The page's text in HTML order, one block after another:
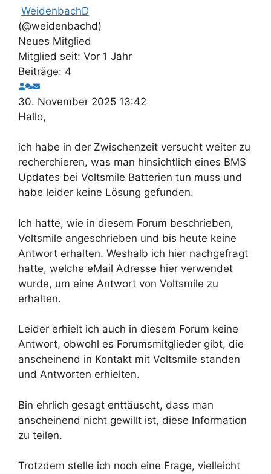
WeidenbachD
(@weidenbachd)
Neues Mitglied
Mitglied seit: Vor 1 Jahr
Beiträge: 4
30. November 2025 13:42
Hallo,
ich habe in der Zwischenzeit versucht weiter zu
recherchieren, was man hinsichtlich eines BMS
Updates bei Voltsmile Batterien tun muss und
habe leider keine Lösung gefunden.
Ich hatte, wie in diesem Forum beschrieben,
Voltsmile angeschrieben und bis heute keine
Antwort erhalten. Weshalb ich hier nachgefragt
hatte, welche eMail Adresse hier verwendet
wurde, um eine Antwort von Voltsmile zu
erhalten.
Leider erhielt ich auch in diesem Forum keine
Antwort, obwohl es Forumsmitglieder gibt, die
anscheinend in Kontakt mit Voltsmile standen
und Antworten erhielten.
Bin ehrlich gesagt enttäuscht, dass man
anscheinend nicht gewillt ist, diese Information
zu teilen.
Trotzdem stelle ich noch eine Frage, vielleicht